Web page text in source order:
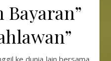
Bayaran”
ke dunia lain bersama